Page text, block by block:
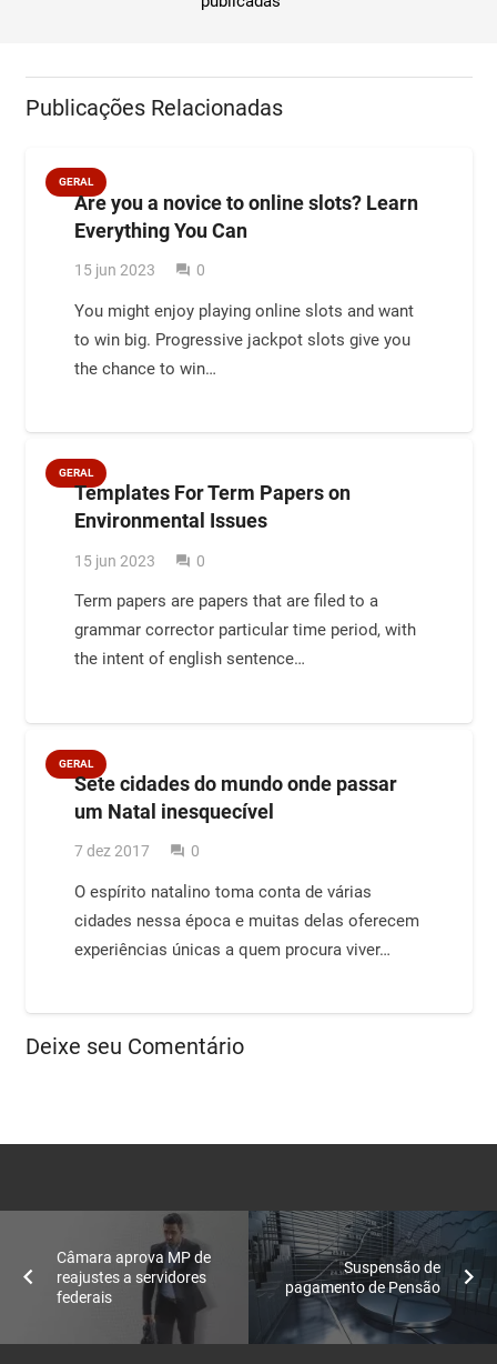
Publicações Relacionadas
GERAL
Are you a novice to online slots? Learn
Everything You Can
15 jun 2023 question_answer 0
You might enjoy playing online slots and want
to win big. Progressive jackpot slots give you
the chance to win…
GERAL
Templates For Term Papers on
Environmental Issues
15 jun 2023 question_answer 0
Term papers are papers that are filed to a
grammar corrector particular time period, with
the intent of english sentence…
GERAL
Sete cidades do mundo onde passar
um Natal inesquecível
7 dez 2017 question_answer 0
O espírito natalino toma conta de várias
cidades nessa época e muitas delas oferecem
experiências únicas a quem procura viver…
Deixe seu Comentário
Câmara aprova MP de
reajustes a servidores
federais
Suspensão de
pagamento de Pensão